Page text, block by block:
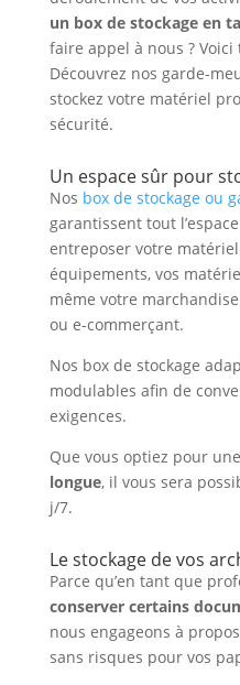
un box de stockage en
faire appel à nous ? Voici
Découvrez nos garde-
stockez votre matériel
sécurité.
Un espace sûr pour
Nos box de stockage ou
garantissent tout
entreposer votre
équipements, vos
même votre
ou e-commerçant.
Nos box de stockage
modulables afin de
exigences.
Que vous optiez pour une
longue, il vous sera
j/7.
Le stockage de vos
Parce qu’en tant que
conserver certains
nous engageons à
sans risques pour vos